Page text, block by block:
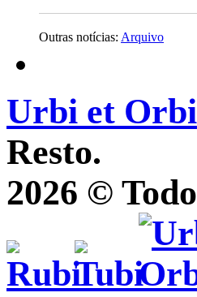
Outras notícias: Arquivo
Urbi et Orbi
Resto.
2026 ©